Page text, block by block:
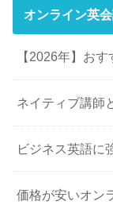
オンライン英
【2026年】お
ネイティブ講師
ビジネス英語に
価格が安いオン